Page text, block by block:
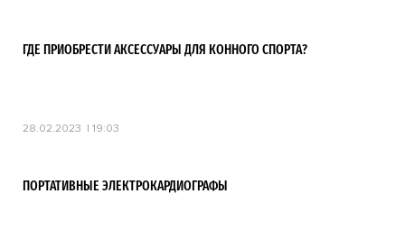
ГДЕ ПРИОБРЕСТИ АКСЕССУАРЫ ДЛЯ КОННОГО СПОРТА?
28.02.2023 19:03
ПОРТАТИВНЫЕ ЭЛЕКТРОКАРДИОГРАФЫ